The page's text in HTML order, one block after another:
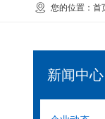
您的位置： 首
新闻中心